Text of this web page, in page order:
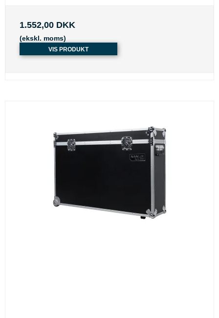
1.552,00 DKK
(ekskl. moms)
VIS PRODUKT